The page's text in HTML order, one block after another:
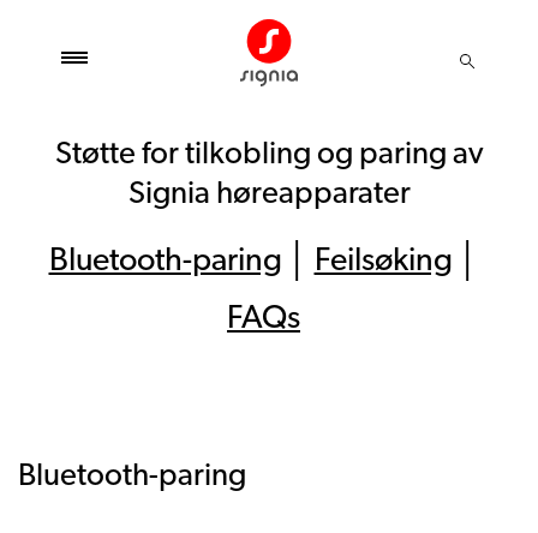
Støtte for tilkobling og paring av
Signia høreapparater
Bluetooth-paring Feilsøking
FAQs
Bluetooth-paring